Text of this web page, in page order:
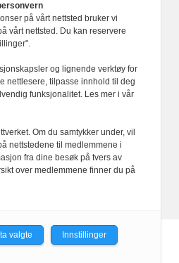
som ChatGPT,
i journalistikken vår.
har alltid det fulle
innhold, med eller
intelligens.
på vårt nettsted bruker vi
vårt nettsted. Du kan reservere
og lignende verktøy for
nettlesere, tilpasse innhold til deg
funksjonalitet. Les mer i vår
Om du samtykker under, vil
nettstedene til medlemmene i
fra dine besøk på tvers av
over medlemmene finner du på
valgte Innstillinger